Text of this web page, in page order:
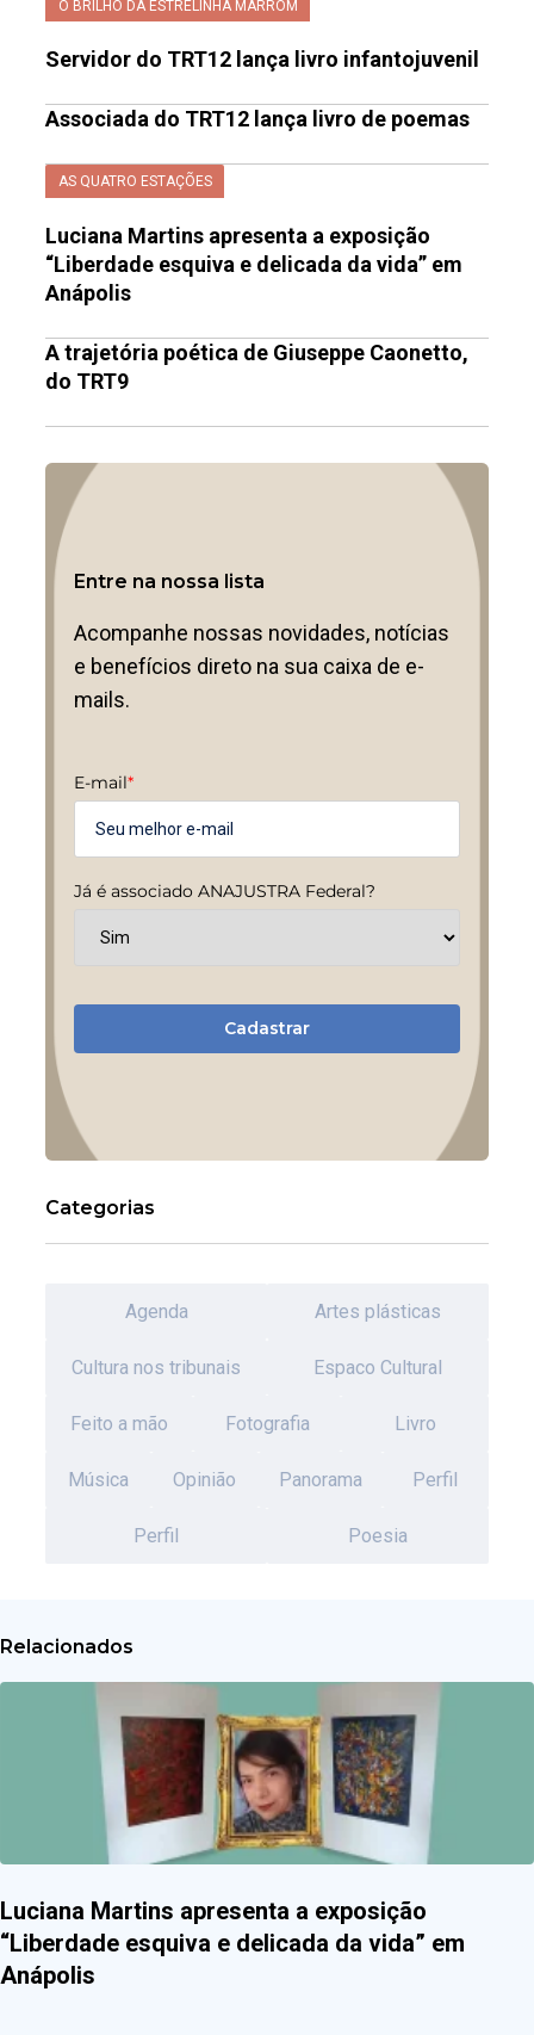
O BRILHO DA ESTRELINHA MARROM
Servidor do TRT12 lança livro infantojuvenil
Associada do TRT12 lança livro de poemas
AS QUATRO ESTAÇÕES
Luciana Martins apresenta a exposição
“Liberdade esquiva e delicada da vida” em
Anápolis
A trajetória poética de Giuseppe Caonetto,
do TRT9
Entre na nossa lista
Acompanhe nossas novidades, notícias
e benefícios direto na sua caixa de e-
mails.
E-mail*
Já é associado ANAJUSTRA Federal?
Cadastrar
Categorias
Agenda Artes plásticas
Cultura nos tribunais Espaco Cultural
Feito a mão Fotografia Livro
Música Opinião Panorama Perfil
Perfil Poesia
Relacionados
Luciana Martins apresenta a exposição
“Liberdade esquiva e delicada da vida” em
Anápolis